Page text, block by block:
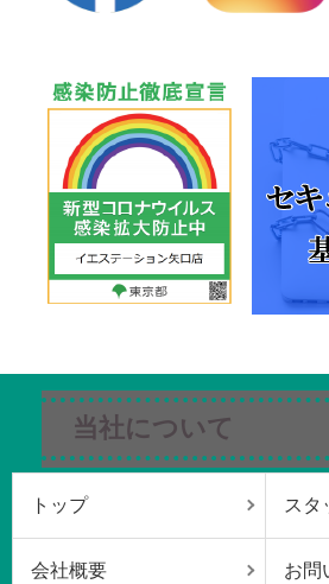
当社について
トップ スタ
会社概要 お問